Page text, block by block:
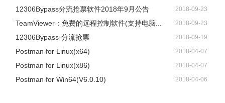
12306Bypass分流抢票软件2018年9月公告 2018-09-23
TeamViewer：免费的远程控制软件(支持电脑... 2018-09-23
12306Bypass-分流抢票 2018-09-19
Postman for Linux(x64) 2018-04-07
Postman for Linux(x86) 2018-04-07
Postman for Win64(V6.0.10) 2018-04-06